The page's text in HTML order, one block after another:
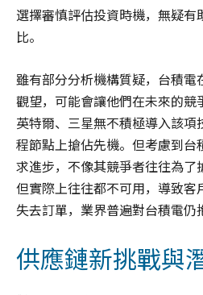
選擇審慎評估投資時機，無疑
比。
雖有部分分析機構質疑，台積電
觀望，可能會讓他們在未來的競
英特爾、三星無不積極導入該
程節點上搶佔先機。但考慮到台
求進步，不像其競爭者往往為了
但實際上往往都不可用，導致
失去訂單，業界普遍對台積電仍
供應鏈新挑戰與